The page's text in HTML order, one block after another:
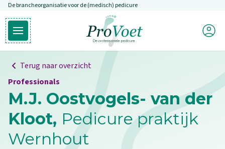
Overslaan en naar de inhoud gaan
De brancheorganisatie voor de (medisch) pedicure
Open hoofdmenu
Ga naar de homepagina
Mijn
Terug naar overzicht
Professionals
M.J. Oostvogels- van der
Kloot, Pedicure praktijk
Wernhout